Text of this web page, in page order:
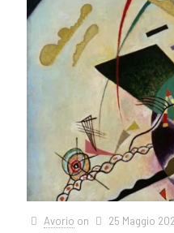
Avorio on 25 Maggio